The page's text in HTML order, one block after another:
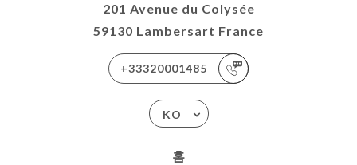
201 Avenue du Colysée
59130 Lambersart France
+33320001485
KO
홈